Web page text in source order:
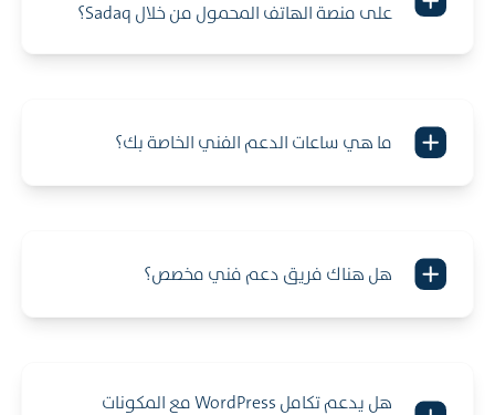
على منصة الهاتف المحمول من خلال Sadaq؟
ما هي ساعات الدعم الفني الخاصة بك؟
هل هناك فريق دعم فني مخصص؟
هل يدعم تكامل WordPress مع المكونات